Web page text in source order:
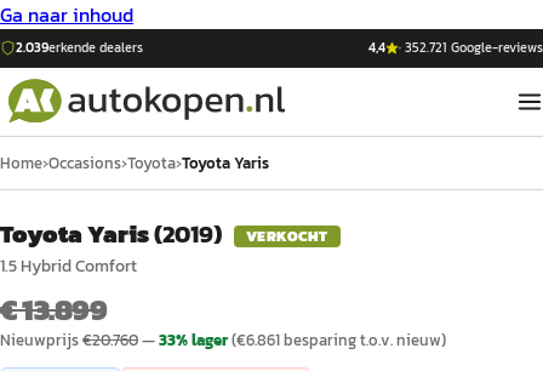
Ga naar inhoud
2.039erkende dealers 4,4 ·352.721 Google-reviews
Home›Occasions›Toyota›Toyota Yaris
Toyota Yaris(2019) VERKOCHT
1.5 Hybrid Comfort
€ 13.899
Nieuwprijs€20.760—33% lager(€6.861besparing t.o.v. nieuw)